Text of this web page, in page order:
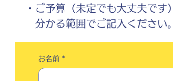
・ご予算（未定でも大丈夫です）
分かる範囲でご記入ください。
お名前 *